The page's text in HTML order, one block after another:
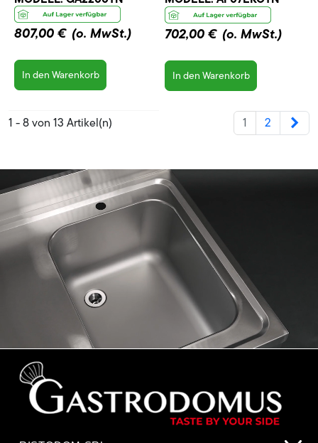
807,00 € (o. MwSt.)
In den Warenkorb
702,00 € (o. MwSt.)
In den Warenkorb
1 - 8 von 13 Artikel(n) 1 2